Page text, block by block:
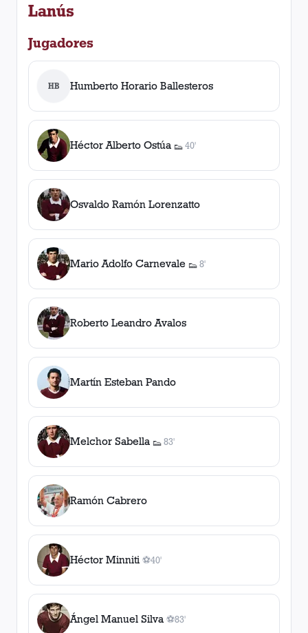
Lanús
Jugadores
HB Humberto Horario Ballesteros
Héctor Alberto Ostúa 👟
1asistencia
40'
Osvaldo Ramón Lorenzatto
Mario Adolfo Carnevale 👟
1asistencia
8'
Roberto Leandro Avalos
Martín Esteban Pando
Melchor Sabella 👟
1asistencia
83'
Ramón Cabrero
Héctor Minniti ⚽
1gol
40'
Ángel Manuel Silva ⚽
1gol
83'